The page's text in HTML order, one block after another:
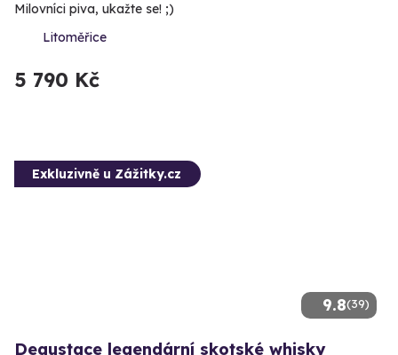
Milovníci piva, ukažte se! ;)
Litoměřice
5 790 Kč
9.8(39)
Exkluzivně u Zážitky.cz
Degustace legendární skotské whisky